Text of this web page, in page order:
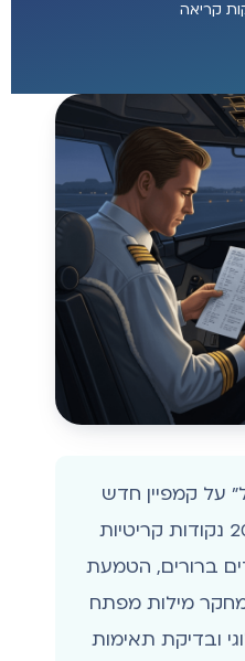
על קמפיין חדש
בגוגל, חובה לבדוק 20 נקודות קריטיות
ברורים, הטמעת
מילות מפתח
ובדיקת תאימות